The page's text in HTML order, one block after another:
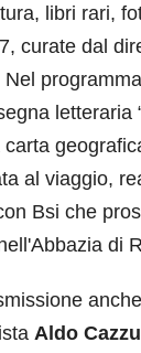
libri rari,
curate dal
Nel
letteraria
al viaggio,
Bsi che
di
Aldo